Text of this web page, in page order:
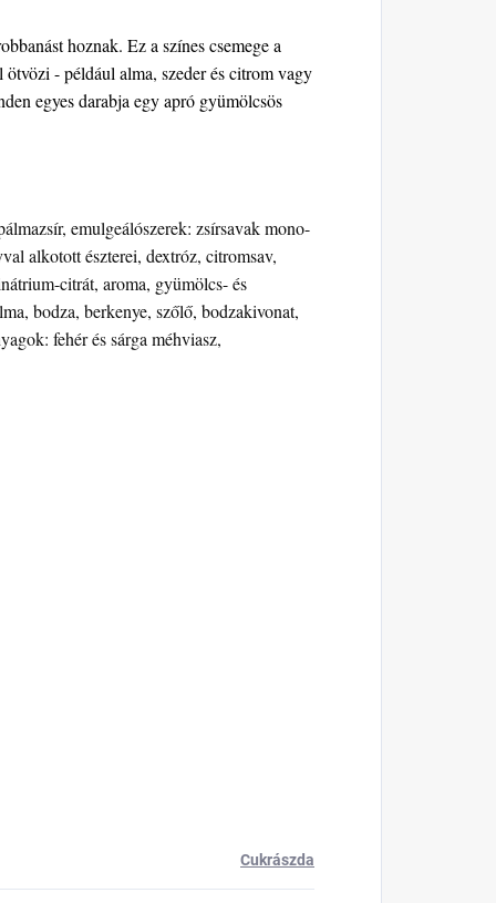
hoznak. Ez a színes csemege a
- például alma, szeder és citrom vagy
egyes darabja egy apró gyümölcsös
emulgeálószerek: zsírsavak mono-
alkotott észterei, dextróz, citromsav,
citrát, aroma, gyümölcs- és
bodza, berkenye, szőlő, bodzakivonat,
fehér és sárga méhviasz,
Cukrászda